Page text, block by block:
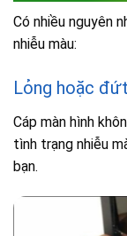
Có nhiều nguyên
nhiễu màu:
Lỏng hoặc
Cáp màn hình
tình trạng nhiễu
bạn.